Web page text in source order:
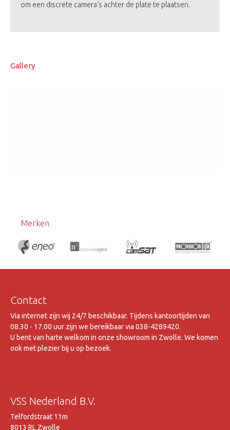
om een discrete camera's achter de plate te plaatsen.
Gallery
Merken
Contact
Via internet zijn wij 24/7 beschikbaar. Tijdens kantoortijden van
08.30 - 17.00 uur zijn we bereikbaar via 038-4289420.
U bent van harte welkom in onze showroom in Zwolle. We komen
ook met plezier bij u op bezoek.
VSS Nederland B.V.
Telfordstraat 11m
8013 RL Zwolle